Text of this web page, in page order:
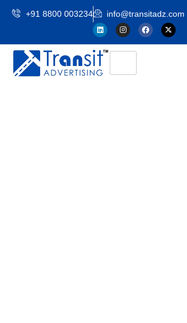
+91 8800 003234 info@transitadz.com